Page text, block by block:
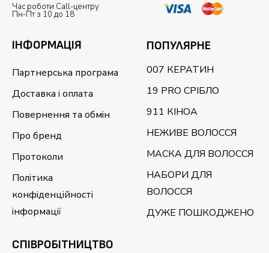
Час роботи Call-центру
Пн-Пт з 10 до 18
ІНФОРМАЦІЯ
Партнерська програма
Доставка і оплата
Повернення та обмін
Про бренд
Протоколи
Політика
конфіденційності
інформації
ПОПУЛЯРНЕ
007 КЕРАТИН
19 PRO СРІБЛО
911 КІНОА
НЕЖИВЕ ВОЛОССЯ
МАСКА ДЛЯ ВОЛОССЯ
НАБОРИ ДЛЯ
ВОЛОССЯ
ДУЖЕ ПОШКОДЖЕНО
CПІВРОБІТНИЦТВО